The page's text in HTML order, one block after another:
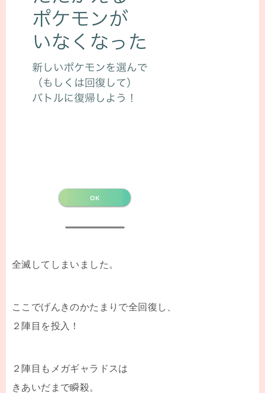
全滅してしまいました。
ここでげんきのかたまりで全回復し、
２陣目を投入！
２陣目もメガギャラドスは
きあいだまで瞬殺。